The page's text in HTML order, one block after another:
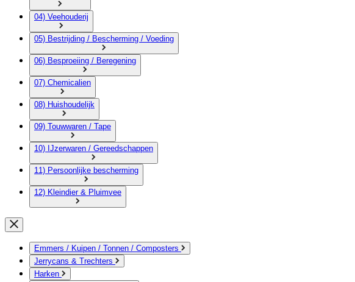
04) Veehouderij
05) Bestrijding / Bescherming / Voeding
06) Besproeiing / Beregening
07) Chemicalien
08) Huishoudelijk
09) Touwwaren / Tape
10) IJzerwaren / Gereedschappen
11) Persoonlijke bescherming
12) Kleindier & Pluimvee
Emmers / Kuipen / Tonnen / Composters
Jerrycans & Trechters
Harken